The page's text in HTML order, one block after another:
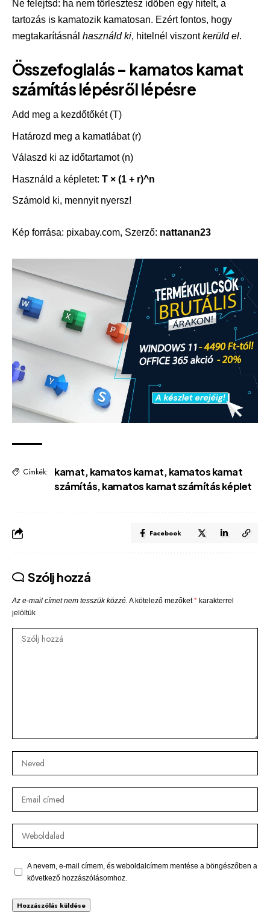
Ne felejtsd: ha nem törlesztesz időben egy hitelt, a
tartozás is kamatozik kamatosan. Ezért fontos, hogy
megtakarításnál használd ki, hitelnél viszontkerüld el.
Összefoglalás – kamatos kamat
számítás lépésről lépésre
Add meg a kezdőtőkét (T)
Határozd meg a kamatlábat (r)
Válaszd ki az időtartamot (n)
Használd a képletet: T × (1 + r)^n
Számold ki, mennyit nyersz!
Kép forrása: pixabay.com, Szerző: nattanan23
Címkék: kamat,kamatos kamat,kamatos kamat
számítás,kamatos kamat számítás képlet
Facebook
Szólj hozzá
Az e-mail címet nem tesszük közzé. A kötelező mezőket* karakterrel
jelöltük
A nevem, e-mail címem, és weboldalcímem mentése a böngészőben a
következő hozzászólásomhoz.